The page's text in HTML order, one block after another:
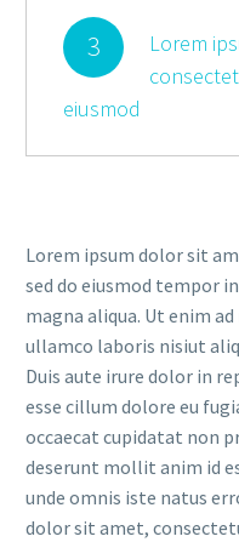
3
Lorem
eiusmod
Lorem ipsum dolor sit
sed do eiusmod tempor
magna aliqua. Ut enim
ullamco laboris nisiut
Duis aute irure dolor in
esse cillum dolore eu
occaecat cupidatat non
deserunt mollit anim id
unde omnis iste natus
dolor sit amet,